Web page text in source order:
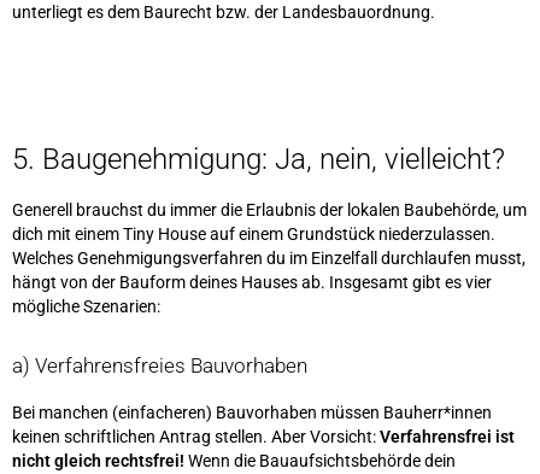
unterliegt es dem Baurecht bzw. der Landesbauordnung.
5. Baugenehmigung: Ja, nein, vielleicht?
Generell brauchst du immer die Erlaubnis der lokalen Baubehörde, um
dich mit einem Tiny House auf einem Grundstück niederzulassen.
Welches Genehmigungsverfahren du im Einzelfall durchlaufen musst,
hängt von der Bauform deines Hauses ab. Insgesamt gibt es vier
mögliche Szenarien:
a) Verfahrensfreies Bauvorhaben
Bei manchen (einfacheren) Bauvorhaben müssen Bauherr*innen
keinen schriftlichen Antrag stellen. Aber Vorsicht:Verfahrensfrei ist
nicht gleich rechtsfrei! Wenn die Bauaufsichtsbehörde dein